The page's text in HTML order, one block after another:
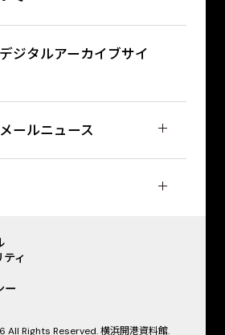
ジタルアーカイブサイ
ールニュース
ィ
ー
Rights Reserved. 横浜開港資料館.